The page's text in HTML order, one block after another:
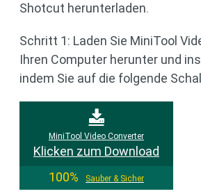
Shotcut herunterladen.
Schritt 1: Laden Sie MiniTool
Ihren Computer herunter und
indem Sie auf die folgende
MiniTool Video Converter
Klicken zum Download
100%
Sauber & Sicher